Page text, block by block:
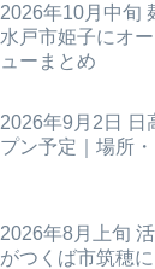
2026年10月中旬
水戸市姫子にオ
ューまとめ
2026年9月2日 日
プン予定｜場所
2026年8月上旬
がつくば市筑穂